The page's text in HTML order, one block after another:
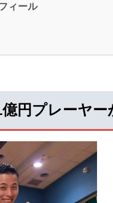
ィール
億円プレーヤー